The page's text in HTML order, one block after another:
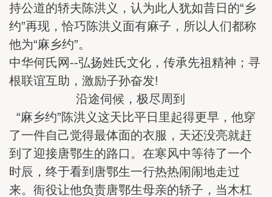
持公道的轿夫陈洪义，认为此人犹如昔日的“乡
约”再现，恰巧陈洪义面有麻子，所以人们都称
他为“麻乡约”。
中华何氏网--弘扬姓氏文化，传承先祖精神；寻
根联谊互助，激励子孙奋发!
沿途伺候，极尽周到
“麻乡约”陈洪义这天比平日里起得更早，他穿
了一件自己觉得最体面的衣服，天还没亮就赶
到了迎接唐鄂生的路口。在寒风中等待了一个
时辰，终于看到唐鄂生一行热热闹闹地走过
来。衙役让他负责唐鄂生母亲的轿子，当木杠